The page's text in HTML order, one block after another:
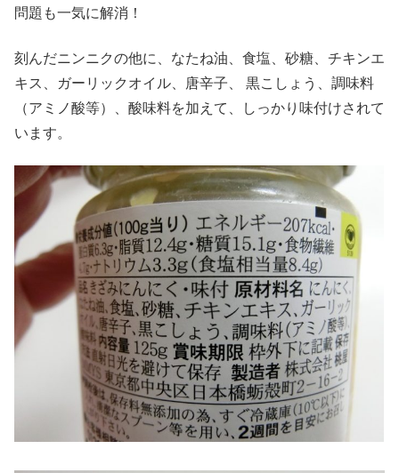
問題も一気に解消！
刻んだニンニクの他に、なたね油、食塩、砂糖、チキンエ
キス、ガーリックオイル、唐辛子、 黒こしょう、調味料
（アミノ酸等）、酸味料を加えて、しっかり味付けされて
います。